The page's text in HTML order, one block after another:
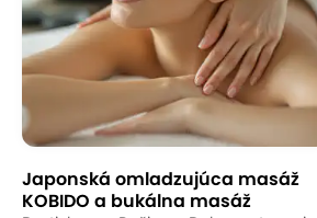
Japonská omladzujúca masáž
KOBIDO a bukálna masáž